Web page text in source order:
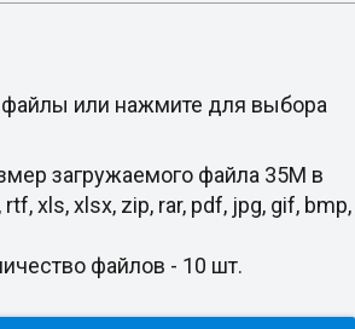
или нажмите для выбора
загружаемого файла 35M в
xls, xlsx, zip, rar, pdf, jpg, gif, bmp,
файлов - 10 шт.